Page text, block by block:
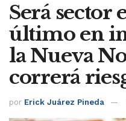
Será sector
último en
la Nueva
correrá
por Erick Juárez Pineda